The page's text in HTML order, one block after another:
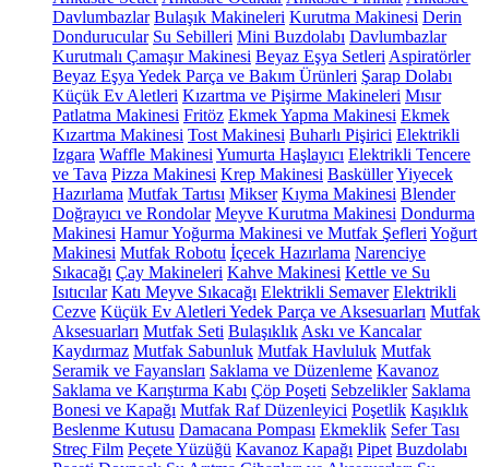
Davlumbazlar Bulaşık Makineleri Kurutma Makinesi Derin
Dondurucular Su Sebilleri Mini Buzdolabı Davlumbazlar
Kurutmalı Çamaşır Makinesi Beyaz Eşya Setleri Aspiratörler
Beyaz Eşya Yedek Parça ve Bakım Ürünleri Şarap Dolabı
Küçük Ev Aletleri Kızartma ve Pişirme Makineleri Mısır
Patlatma Makinesi Fritöz Ekmek Yapma Makinesi Ekmek
Kızartma Makinesi Tost Makinesi Buharlı Pişirici Elektrikli
Izgara Waffle Makinesi Yumurta Haşlayıcı Elektrikli Tencere
ve Tava Pizza Makinesi Krep Makinesi BasküllerYiyecek
Hazırlama Mutfak Tartısı Mikser Kıyma Makinesi Blender
Doğrayıcı ve Rondolar Meyve Kurutma Makinesi Dondurma
Makinesi Hamur Yoğurma Makinesi ve Mutfak Şefleri Yoğurt
Makinesi Mutfak Robotu İçecek Hazırlama Narenciye
Sıkacağı Çay Makineleri Kahve Makinesi Kettle ve Su
Isıtıcılar Katı Meyve Sıkacağı Elektrikli Semaver Elektrikli
Cezve Küçük Ev Aletleri Yedek Parça ve Aksesuarları Mutfak
Aksesuarları Mutfak Seti Bulaşıklık Askı ve Kancalar
Kaydırmaz Mutfak Sabunluk Mutfak Havluluk Mutfak
Seramik ve Fayansları Saklama ve Düzenleme Kavanoz
Saklama ve Karıştırma Kabı Çöp Poşeti Sebzelikler Saklama
Bonesi ve Kapağı Mutfak Raf Düzenleyici Poşetlik Kaşıklık
Beslenme Kutusu Damacana Pompası Ekmeklik Sefer Tası
Streç Film Peçete Yüzüğü Kavanoz Kapağı Pipet Buzdolabı